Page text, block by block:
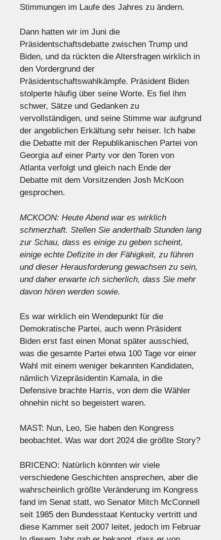
Stimmungen im Laufe des Jahres zu ändern.
Dann hatten wir im Juni die
Präsidentschaftsdebatte zwischen Trump und
Biden, und da rückten die Altersfragen wirklich in
den Vordergrund der
Präsidentschaftswahlkämpfe. Präsident Biden
stolperte häufig über seine Worte. Es fiel ihm
schwer, Sätze und Gedanken zu
vervollständigen, und seine Stimme war aufgrund
der angeblichen Erkältung sehr heiser. Ich habe
die Debatte mit der Republikanischen Partei von
Georgia auf einer Party vor den Toren von
Atlanta verfolgt und gleich nach Ende der
Debatte mit dem Vorsitzenden Josh McKoon
gesprochen.
MCKOON: Heute Abend war es wirklich
schmerzhaft. Stellen Sie anderthalb Stunden lang
zur Schau, dass es einige zu geben scheint,
einige echte Defizite in der Fähigkeit, zu führen
und dieser Herausforderung gewachsen zu sein,
und daher erwarte ich sicherlich, dass Sie mehr
davon hören werden sowie.
Es war wirklich ein Wendepunkt für die
Demokratische Partei, auch wenn Präsident
Biden erst fast einen Monat später ausschied,
was die gesamte Partei etwa 100 Tage vor einer
Wahl mit einem weniger bekannten Kandidaten,
nämlich Vizepräsidentin Kamala, in die
Defensive brachte Harris, von dem die Wähler
ohnehin nicht so begeistert waren.
MAST: Nun, Leo, Sie haben den Kongress
beobachtet. Was war dort 2024 die größte Story?
BRICENO: Natürlich könnten wir viele
verschiedene Geschichten ansprechen, aber die
wahrscheinlich größte Veränderung im Kongress
fand im Senat statt, wo Senator Mitch McConnell
seit 1985 den Bundesstaat Kentucky vertritt und
diese Kammer seit 2007 leitet, jedoch im Februar